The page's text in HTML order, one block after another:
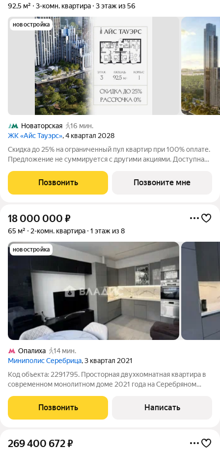
92,5 м²
3-комн. квартира 3 этаж из 56
новостройка
Новаторская
16 мин.
ЖК «Айс Тауэрс», 4 квартал 2028
Скидка до 25% на ограниченный пул квартир при 100% оплате.
Предложение не суммируется с другими акциями. Доступна
комнатная квартира 92.5 м на 3 этаже в премиальном ЖК «Айс
Тауэрс» (ЗАО Москвы, ул.
Позвонить Позвоните мне
18 000 000 ₽
65 м² 2-комн. квартира 1 этаж из 8
новостройка
Опалиха
14 мин.
Миниполис Серебрица, 3 квартал 2021
Код объекта: 2291795. Просторная двухкомнатная квартира в
современном монолитном доме 2021 года на Серебряном
ощущение воздуха благодаря потолкам 2,9 м. Первые минуты
в этой квартире дают
Позвонить Написать
269 400 672₽